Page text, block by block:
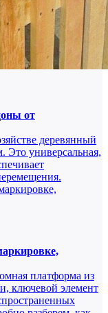
от
деревянный
Это универсальная,
платформа из
ключевой элемент